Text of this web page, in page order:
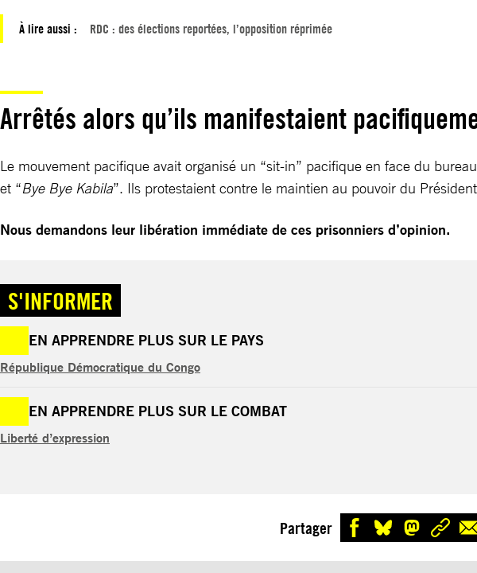
À lire aussi : RDC : des élections reportées, l’opposition réprimée
Arrêtés alors qu’ils manifestaient
Le mouvement pacifique avait organisé un “sit-in” pacifique en face du
et “Bye Bye Kabila”. Ils protestaient contre le maintien au pouvoir du
Nous demandons leur libération immédiate de ces prisonniers d’opinion.
S'INFORMER
EN APPRENDRE PLUS SUR LE PAYS
République Démocratique du Congo
EN APPRENDRE PLUS SUR LE COMBAT
Liberté d’expression
Partager